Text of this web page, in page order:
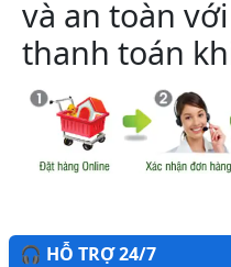
và an toàn
thanh toán
🎧 HỖ TRỢ 24/7